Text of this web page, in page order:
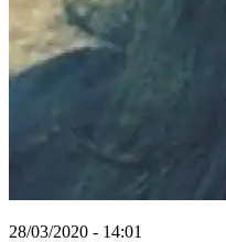
28/03/2020 - 14:01